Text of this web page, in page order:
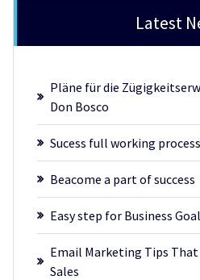
Latest
Pläne für die
Don Bosco
Sucess full working process
Beacome a part of success
Easy step for Business Goal
Email Marketing Tips That
Sales